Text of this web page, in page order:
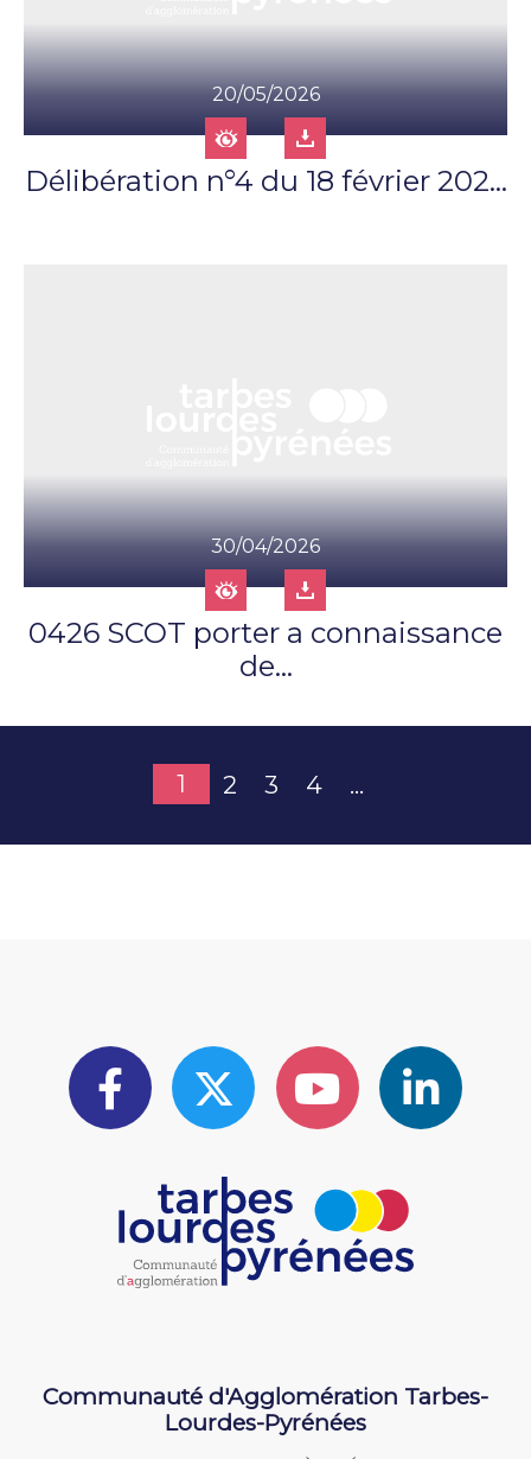
20/05/2026
Délibération n°4 du 18 février 202...
30/04/2026
0426 SCOT porter a connaissance
de...
1 2 3 4 ...
Communauté d'Agglomération Tarbes-
Lourdes-Pyrénées